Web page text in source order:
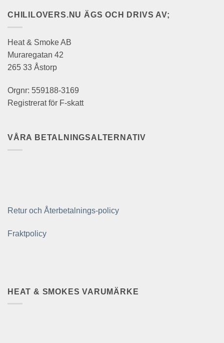
CHILILOVERS.NU ÄGS OCH DRIVS AV;
Heat & Smoke AB
Muraregatan 42
265 33 Åstorp
Orgnr: 559188-3169
Registrerat för F-skatt
VÅRA BETALNINGSALTERNATIV
Retur och Återbetalnings-policy
Fraktpolicy
HEAT & SMOKES VARUMÄRKE